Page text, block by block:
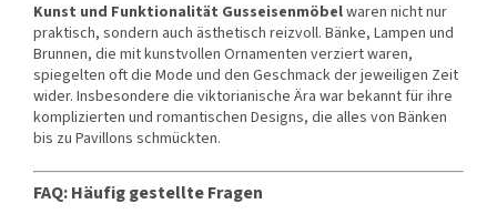
Kunst und Funktionalität Gusseisenmöbelwaren nicht nur
praktisch, sondern auch ästhetisch reizvoll. Bänke, Lampen und
Brunnen, die mit kunstvollen Ornamenten verziert waren,
spiegelten oft die Mode und den Geschmack der jeweiligen Zeit
wider. Insbesondere die viktorianische Ära war bekannt für ihre
komplizierten und romantischen Designs, die alles von Bänken
bis zu Pavillons schmückten.
FAQ: Häufig gestellte Fragen